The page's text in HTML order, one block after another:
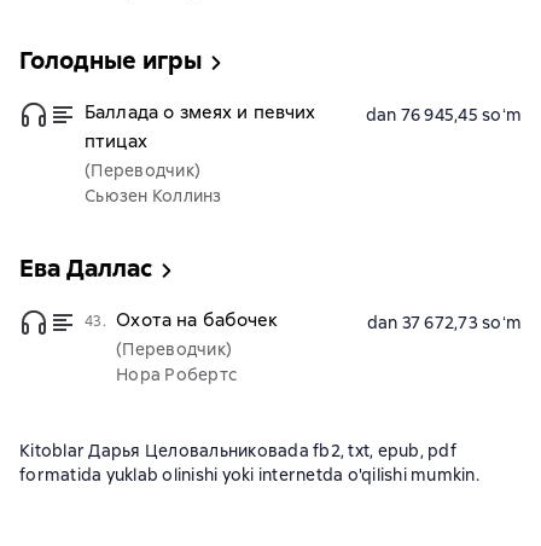
Голодные игры
Баллада о змеях и певчих
птицах
(Переводчик)
Сьюзен Коллинз
dan 76 945,45 soʻm
Ева Даллас
43. Охота на бабочек
(Переводчик)
Нора Робертс
dan 37 672,73 soʻm
Kitoblar Дарья Целовальниковаda fb2, txt, epub, pdf
formatida yuklab olinishi yoki internetda o'qilishi mumkin.